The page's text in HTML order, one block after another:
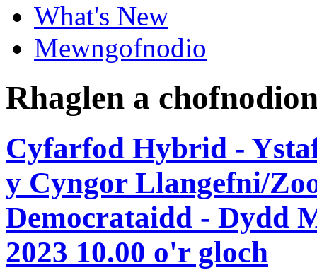
What's New
Mewngofnodio
Rhaglen a
Cyfarfod Hybrid -
y Cyngor Llangefni/
Democrataidd - Dydd
2023 10.00 o'r gloch